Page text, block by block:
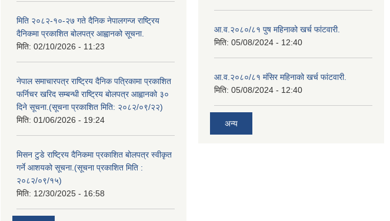
मिति २०८२-१०-२७ गते दैनिक नेपालगन्ज राष्ट्रिय
दैनिकमा प्रकाशित बोलपत्र आह्वानको सूचना.
मिति: 02/10/2026 - 11:23
नेपाल समाचारपत्र राष्ट्रिय दैनिक पत्रिकामा प्रकाशित
फर्निचर खरिद सम्बन्धी राष्ट्रिय बोलपत्र आह्वानको ३०
दिने सूचना.(सूचना प्रकाशित मिति: २०८२/०९/२२)
मिति: 01/06/2026 - 19:24
मिसन टुडे राष्ट्रिय दैनिकमा प्रकाशित बोलपत्र स्वीकृत
गर्ने आशयको सूचना.(सूचना प्रकाशित मिति :
२०८२/०९/१५)
मिति: 12/30/2025 - 16:58
आ.व.२०८०/८१ पुष महिनाको खर्च फांटवारी.
मिति: 05/08/2024 - 12:40
आ.व.२०८०/८१ मंसिर महिनाको खर्च फांटवारी.
मिति: 05/08/2024 - 12:40
अन्य